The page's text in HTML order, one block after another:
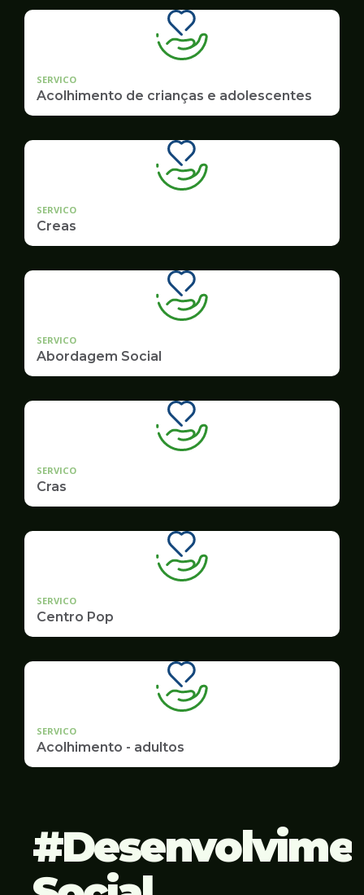
SERVICO
Acolhimento de crianças e adolescentes
SERVICO
Creas
SERVICO
Abordagem Social
SERVICO
Cras
SERVICO
Centro Pop
SERVICO
Acolhimento - adultos